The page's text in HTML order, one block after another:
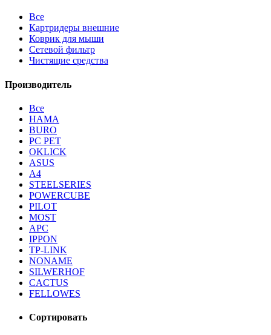
Все
Картридеры внешние
Коврик для мыши
Сетевой фильтр
Чистящие средства
Производитель
Все
HAMA
BURO
PC PET
OKLICK
ASUS
A4
STEELSERIES
POWERCUBE
PILOT
MOST
APC
IPPON
TP-LINK
NONAME
SILWERHOF
CACTUS
FELLOWES
Сортировать